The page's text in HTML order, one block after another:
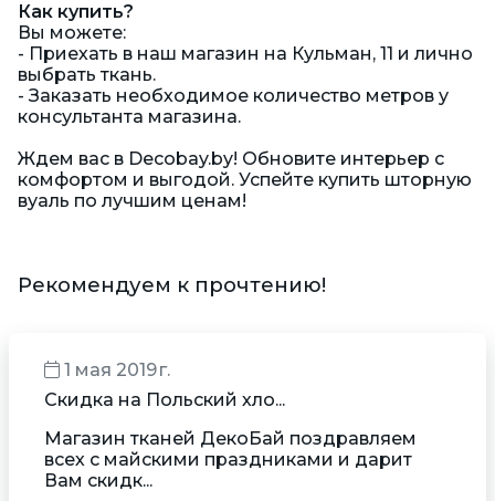
Как купить?
Вы можете:
- Приехать в наш магазин на Кульман, 11 и лично
выбрать ткань.
- Заказать необходимое количество метров у
консультанта магазина.
Ждем вас в Decobay.by! Обновите интерьер с
комфортом и выгодой. Успейте купить шторную
вуаль по лучшим ценам!
Рекомендуем к прочтению!
1 мая 2019 г.
Скидка на Польский хло...
Магазин тканей ДекоБай поздравляем
всех с майскими праздниками и дарит
Вам скидк...